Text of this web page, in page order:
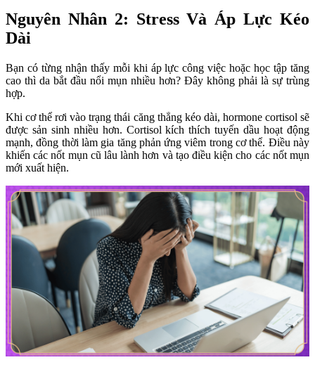
Nguyên Nhân 2: Stress Và Áp Lực Kéo
Dài
Bạn có từng nhận thấy mỗi khi áp lực công việc hoặc học tập tăng
cao thì da bắt đầu nổi mụn nhiều hơn? Đây không phải là sự trùng
hợp.
Khi cơ thể rơi vào trạng thái căng thẳng kéo dài, hormone cortisol sẽ
được sản sinh nhiều hơn. Cortisol kích thích tuyến dầu hoạt động
mạnh, đồng thời làm gia tăng phản ứng viêm trong cơ thể. Điều này
khiến các nốt mụn cũ lâu lành hơn và tạo điều kiện cho các nốt mụn
mới xuất hiện.